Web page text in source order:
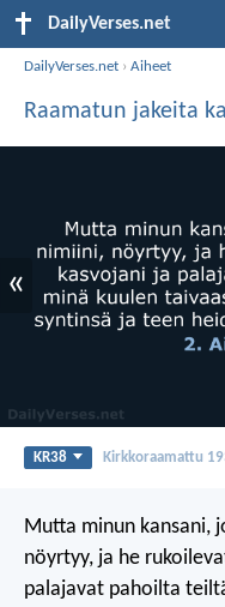
DailyVerses.net
DailyVerses.net ›Aiheet
Raamatun jakeita
«
KR38 Kirkkoraamattu
Mutta minun kansani,
nöyrtyy, ja he
palajavat pahoilta